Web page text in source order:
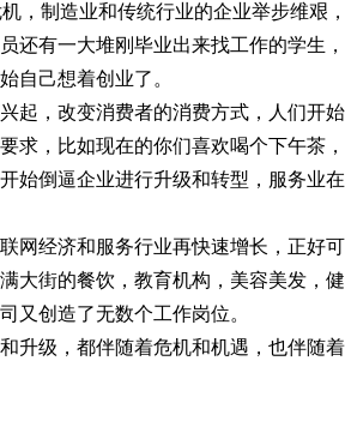
，制造业和传统行业的企业举步维艰
还有一大堆刚毕业出来找工作的学生
自己想着创业了。
起，改变消费者的消费方式，人们开
求，比如现在的你们喜欢喝个下午茶
始倒逼企业进行升级和转型，服务业
网经济和服务行业再快速增长，正好
大街的餐饮，教育机构，美容美发，
又创造了无数个工作岗位。
升级，都伴随着危机和机遇，也伴随